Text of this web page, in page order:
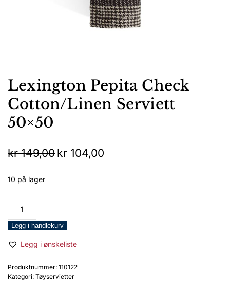
Lexington Pepita Check
Cotton/Linen Serviett
50×50
kr149,00 Opprinnelig
kr 104,00
10 på lager
Pepita
Check
Serviett
antall
Legg i handlekurv
Legg i ønskeliste
Produktnummer: 110122
Kategori: Tøyservietter